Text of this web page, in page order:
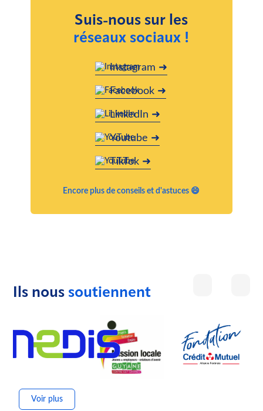
Suis-nous sur les
réseaux sociaux !
Instagram ➜
Facebook ➜
LinkedIn ➜
Youtube ➜
TikTok ➜
Encore plus de conseils et d'astuces 😄
Ils nous soutiennent
Voir plus